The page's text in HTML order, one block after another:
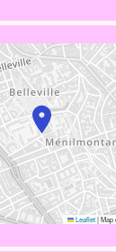
Leaflet|Map